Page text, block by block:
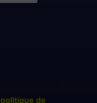
politique de